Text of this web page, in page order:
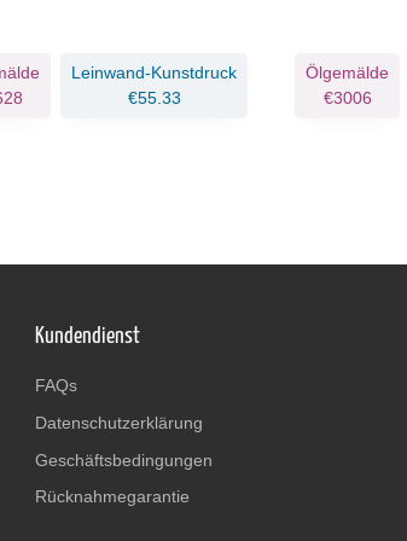
Leinwand-Kunstdruck
€55.33
Ölgemälde
€3006
Kundendienst
FAQs
Datenschutzerklärung
Geschäftsbedingungen
Rücknahmegarantie